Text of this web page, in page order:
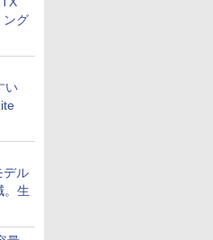
ング
い
デル
。生